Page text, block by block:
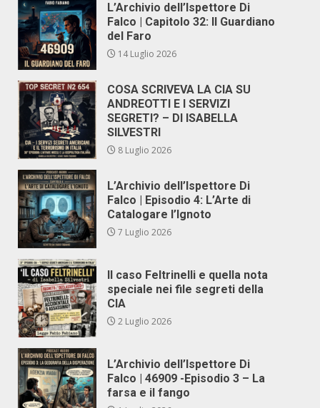
L’Archivio dell’Ispettore Di
Falco | Capitolo 32: Il Guardiano
del Faro
14 Luglio 2026
COSA SCRIVEVA LA CIA SU
ANDREOTTI E I SERVIZI
SEGRETI? – DI ISABELLA
SILVESTRI
8 Luglio 2026
L’Archivio dell’Ispettore Di
Falco | Episodio 4: L’Arte di
Catalogare l’Ignoto
7 Luglio 2026
Il caso Feltrinelli e quella nota
speciale nei file segreti della
CIA
2 Luglio 2026
L’Archivio dell’Ispettore Di
Falco | 46909 -Episodio 3 – La
farsa e il fango